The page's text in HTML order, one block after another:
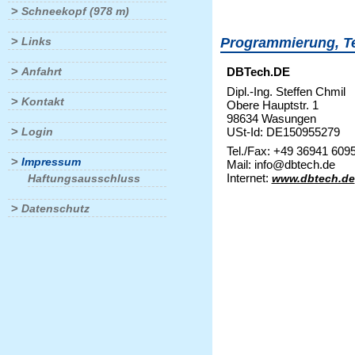
> Schneekopf (978 m)
> Links
> Anfahrt
> Kontakt
> Login
> Impressum
Haftungsausschluss
> Datenschutz
Programmierung,
DBTech.DE
Dipl.-Ing. Steffen Chmil
Obere Hauptstr. 1
98634 Wasungen
USt-Id: DE150955279
Tel./Fax: +49 36941
Mail: info@dbtech.de
Internet: www.dbtech.de